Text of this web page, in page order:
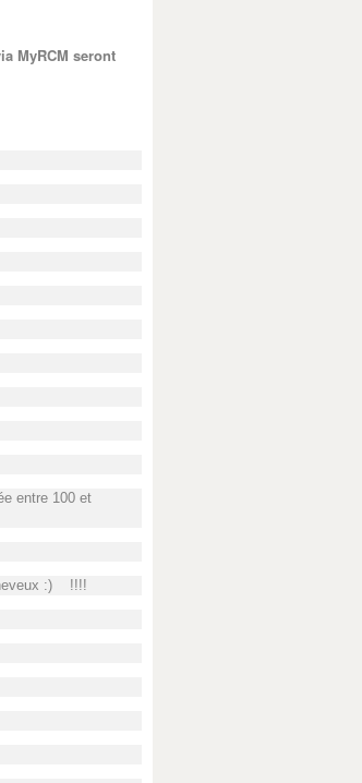
MyRCM seront
entre 100 et
:) !!!!